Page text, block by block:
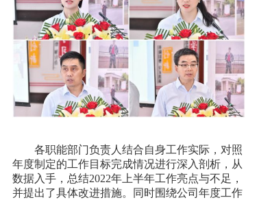
各职能部门负责人结合自身工作实际，对照
年度制定的工作目标完成情况进行深入剖析，从
数据入手，总结2022年上半年工作亮点与不足，
并提出了具体改进措施。同时围绕公司年度工作